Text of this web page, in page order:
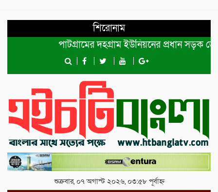
শিরোনাম
পাটগ্রামের দহগ্রাম ইউনিয়নের প্রধান সড়ক ভেঙ্গে
শুক্রবার, ০৭ অগাস্ট ২০২৬, ০৩:৫৮ পূর্বাহ্ন